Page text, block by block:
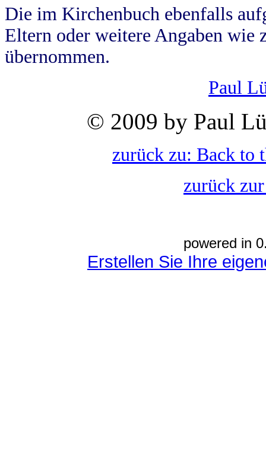
Die im Kirchenbuch ebenfalls
Eltern oder weitere Angaben wie
übernommen.
Paul
© 2009 by Paul
zurück zu: Back to
zurück
powered in
Erstellen Sie Ihre